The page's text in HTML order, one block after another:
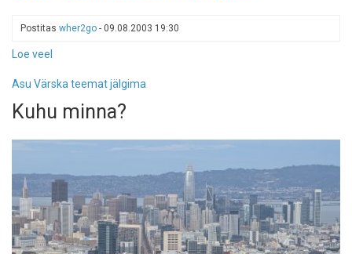
Postitas wher2go - 09.08.2003 19:30
Loe veel
talumuuseum
Värskas
Asu Värska teemat jälgima
Kuhu minna?